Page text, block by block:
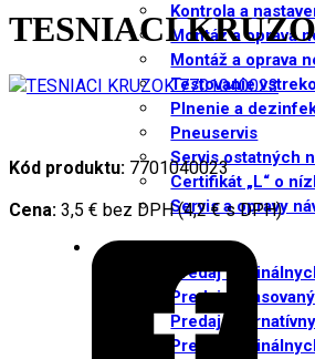
Kontrola a
Montáž a oprava
Montáž a oprava
Testovanie
Plnenie a
Pneuservis
Servis ostatných
Certifikát „L“ o
Servis a opravy
Náhradné diely
Predaj
Predaj
Predaj
Predaj
TESNIACI
Kód produktu: 7701040023
Cena: 3,5 € bez DPH (4,2 € s DPH)